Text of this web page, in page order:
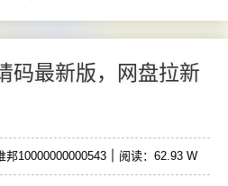
核心
前积
愁没
福
码最新版，网盘拉新
邦10000000000543 阅读：62.93 W